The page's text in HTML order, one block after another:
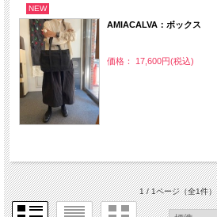
NEW
AMIACALVA：ボックス
価格： 17,600円(税込)
1 / 1ページ（全1件）